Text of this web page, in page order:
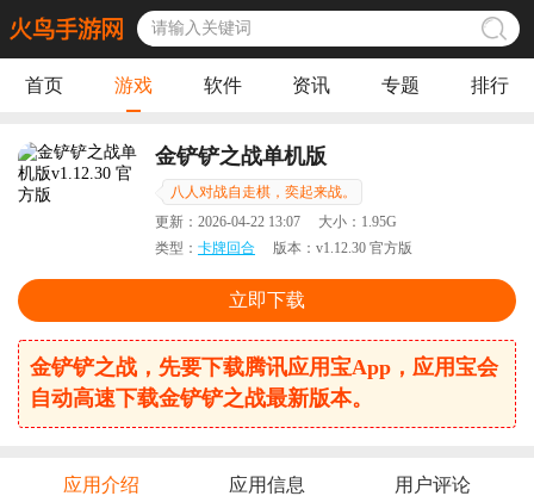
首页 游戏 软件 资讯 专题 排行
金铲铲之战单机版
八人对战自走棋，奕起来战。
更新： 2026-04-22 13:07 大小： 1.95G
类型： 卡牌回合 版本： v1.12.30 官方版
立即下载
金铲铲之战，先要下载腾讯应用宝App，应用宝会
自动高速下载金铲铲之战最新版本。
应用介绍 应用信息 用户评论